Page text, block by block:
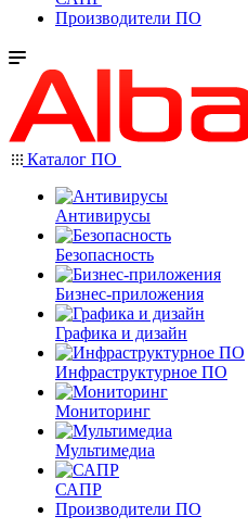
Производители ПО
Каталог ПО
Антивирусы
Безопасность
Бизнес-приложения
Графика и дизайн
Инфраструктурное ПО
Мониторинг
Мультимедиа
САПР
Производители ПО